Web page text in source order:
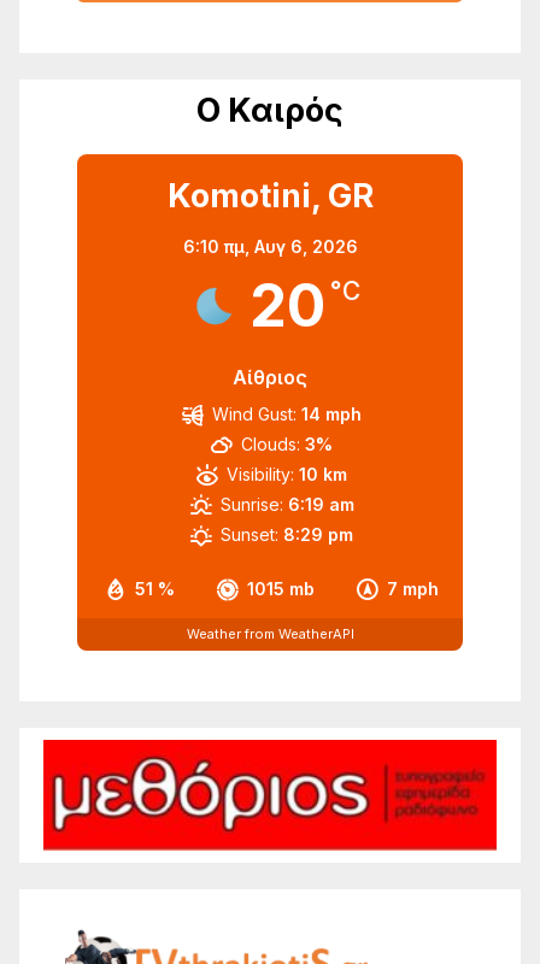
Ο Καιρός
Komotini, GR
6:10 πμ, Αυγ 6, 2026
20 °C
Αίθριος
51 % 1015 mb 7 mph
Wind Gust: 14 mph
Clouds: 3%
Visibility: 10 km
Sunrise: 6:19 am
Sunset: 8:29 pm
Weather from WeatherAPI